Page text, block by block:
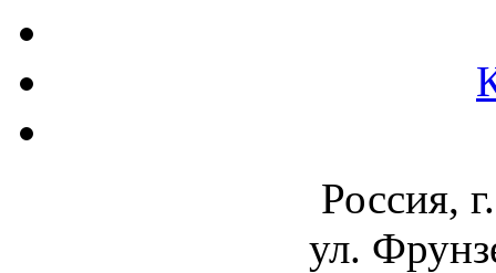
Россия,
ул.